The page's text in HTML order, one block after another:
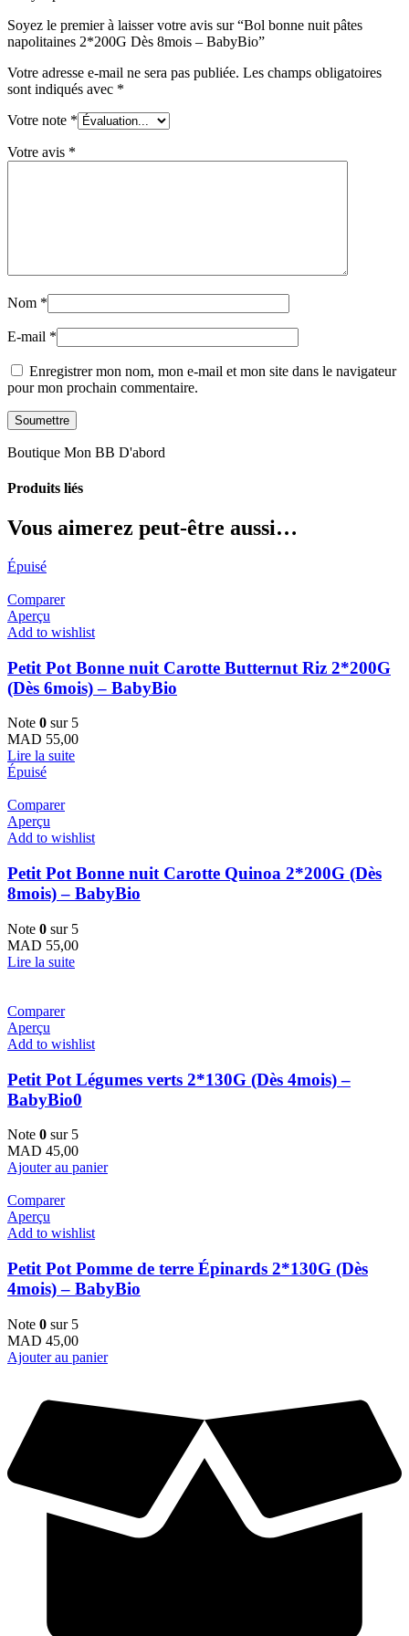
Soyez le premier à laisser votre avis sur “Bol bonne nuit pâtes
napolitaines 2*200G Dès 8mois – BabyBio”
Votre adresse e-mail ne sera pas publiée. Les champs obligatoires
sont indiqués avec *
Votre note *
Votre avis *
Nom *
E-mail *
Enregistrer mon nom, mon e-mail et mon site dans le navigateur
pour mon prochain commentaire.
Boutique Mon BB D'abord
Produits liés
Vous aimerez peut-être aussi…
Épuisé
Comparer
Aperçu
Add to wishlist
Petit Pot Bonne nuit Carotte Butternut Riz 2*200G
(Dès 6mois) – BabyBio
Note 0 sur 5
MAD 55,00
Lire la suite
Épuisé
Comparer
Aperçu
Add to wishlist
Petit Pot Bonne nuit Carotte Quinoa 2*200G (Dès
8mois) – BabyBio
Note 0 sur 5
MAD 55,00
Lire la suite
Comparer
Aperçu
Add to wishlist
Petit Pot Légumes verts 2*130G (Dès 4mois) –
BabyBio0
Note 0 sur 5
MAD 45,00
Ajouter au panier
Comparer
Aperçu
Add to wishlist
Petit Pot Pomme de terre Épinards 2*130G (Dès
4mois) – BabyBio
Note 0 sur 5
MAD 45,00
Ajouter au panier